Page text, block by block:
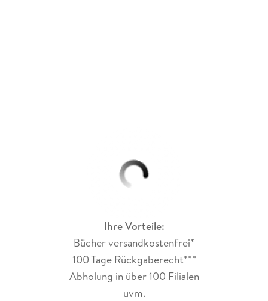
Ihre Vorteile:
Bücher versandkostenfrei*
100 Tage Rückgaberecht***
Abholung in über 100 Filialen
uvm.